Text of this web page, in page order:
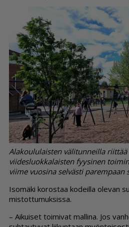
Alakoululaisten välitunneilla
viidesluokkalaisten fyysinen
viime vuosina selvästi parempaan
Iso­mä­ki ko­ros­taa ko­deil­la ole­van
mis­tot­tu­muk­sis­sa.
– Ai­kui­set toi­mi­vat mal­li­na. Jos